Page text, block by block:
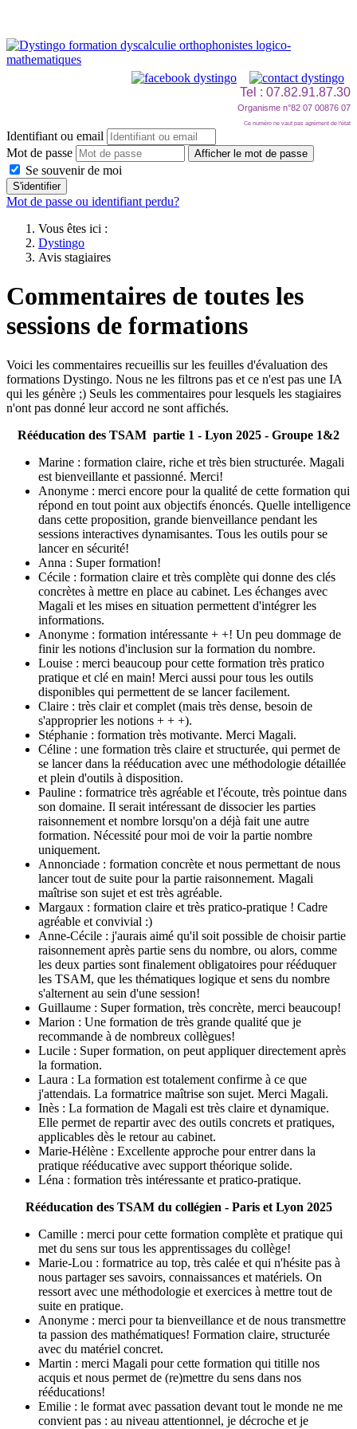
Tel : 07.82.91.87.30
Organisme n°82 07 00876 07
Ce numéro ne vaut pas agrément de l'état
Identifiant ou email
Mot de passe
Afficher le mot de passe
Se souvenir de moi
S'identifier
Mot de passe ou identifiant perdu?
Vous êtes ici :
Dystingo
Avis stagiaires
Commentaires de toutes les
sessions de formations
Voici les commentaires recueillis sur les feuilles d'évaluation des
formations Dystingo. Nous ne les filtrons pas et ce n'est pas une IA
qui les génère ;) Seuls les commentaires pour lesquels les stagiaires
n'ont pas donné leur accord ne sont affichés.
Rééducation des TSAM partie 1 - Lyon 2025 - Groupe 1&2
Marine : formation claire, riche et très bien structurée. Magali
est bienveillante et passionné. Merci!
Anonyme : merci encore pour la qualité de cette formation qui
répond en tout point aux objectifs énoncés. Quelle intelligence
dans cette proposition, grande bienveillance pendant les
sessions interactives dynamisantes. Tous les outils pour se
lancer en sécurité!
Anna : Super formation!
Cécile : formation claire et très complète qui donne des clés
concrètes à mettre en place au cabinet. Les échanges avec
Magali et les mises en situation permettent d'intégrer les
informations.
Anonyme : formation intéressante + +! Un peu dommage de
finir les notions d'inclusion sur la formation du nombre.
Louise : merci beaucoup pour cette formation très pratico
pratique et clé en main! Merci aussi pour tous les outils
disponibles qui permettent de se lancer facilement.
Claire : très clair et complet (mais très dense, besoin de
s'approprier les notions + + +).
Stéphanie : formation très motivante. Merci Magali.
Céline : une formation très claire et structurée, qui permet de
se lancer dans la rééducation avec une méthodologie détaillée
et plein d'outils à disposition.
Pauline : formatrice très agréable et l'écoute, très pointue dans
son domaine. Il serait intéressant de dissocier les parties
raisonnement et nombre lorsqu'on a déjà fait une autre
formation. Nécessité pour moi de voir la partie nombre
uniquement.
Annonciade : formation concrète et nous permettant de nous
lancer tout de suite pour la partie raisonnement. Magali
maîtrise son sujet et est très agréable.
Margaux : formation claire et très pratico-pratique ! Cadre
agréable et convivial :)
Anne-Cécile : j'aurais aimé qu'il soit possible de choisir partie
raisonnement après partie sens du nombre, ou alors, comme
les deux parties sont finalement obligatoires pour rééduquer
les TSAM, que les thématiques logique et sens du nombre
s'alternent au sein d'une session!
Guillaume : Super formation, très concrète, merci beaucoup!
Marion : Une formation de très grande qualité que je
recommande à de nombreux collègues!
Lucile : Super formation, on peut appliquer directement après
la formation.
Laura : La formation est totalement confirme à ce que
j'attendais. La formatrice maîtrise son sujet. Merci Magali.
Inès : La formation de Magali est très claire et dynamique.
Elle permet de repartir avec des outils concrets et pratiques,
applicables dès le retour au cabinet.
Marie-Hélène : Excellente approche pour entrer dans la
pratique rééducative avec support théorique solide.
Léna : formation très intéressante et pratico-pratique.
Rééducation des TSAM du collégien - Paris et Lyon 2025
Camille : merci pour cette formation complète et pratique qui
met du sens sur tous les apprentissages du collège!
Marie-Lou : formatrice au top, très calée et qui n'hésite pas à
nous partager ses savoirs, connaissances et matériels. On
ressort avec une méthodologie et exercices à mettre tout de
suite en pratique.
Anonyme : merci pour ta bienveillance et de nous transmettre
ta passion des mathématiques! Formation claire, structurée
avec du matériel concret.
Martin : merci Magali pour cette formation qui titille nos
acquis et nous permet de (re)mettre du sens dans nos
rééducations!
Emilie : le format avec passation devant tout le monde ne me
convient pas : au niveau attentionnel, je décroche et je